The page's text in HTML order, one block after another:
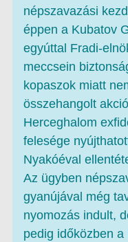
népszavazási
éppen a Kubatov
egyúttal Fradi-
meccsein
kopaszok miatt
összehangolt
Herceghalom
felesége
Nyakóéval
Az ügyben
gyanújával még
nyomozás indult,
pedig időközben